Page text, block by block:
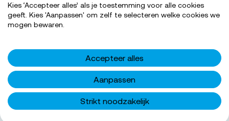
SOLLICITEER NU
Wat ga je precies doen
Als logistiek administratief medewerker draag je bij
Kies ‘Accepteer alles’ als je toestemming voor alle cookies
geeft. Kies 'Aanpassen' om zelf te selecteren welke cookies we
mogen bewaren.
Accepteer alles
Aanpassen
Strikt noodzakelijk